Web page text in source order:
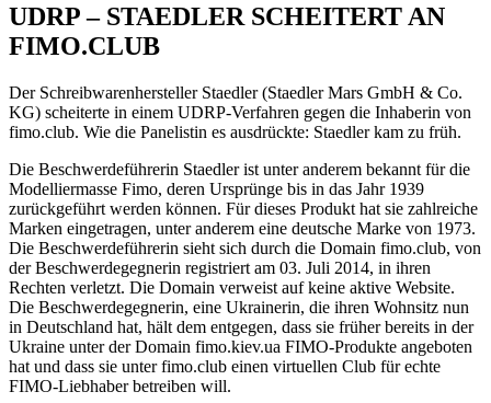
UDRP – STAEDLER SCHEITERT AN
FIMO.CLUB
Der Schreibwarenhersteller Staedler (Staedler Mars GmbH & Co.
KG) scheiterte in einem UDRP-Verfahren gegen die Inhaberin von
fimo.club. Wie die Panelistin es ausdrückte: Staedler kam zu früh.
Die Beschwerdeführerin Staedler ist unter anderem bekannt für die
Modelliermasse Fimo, deren Ursprünge bis in das Jahr 1939
zurückgeführt werden können. Für dieses Produkt hat sie zahlreiche
Marken eingetragen, unter anderem eine deutsche Marke von 1973.
Die Beschwerdeführerin sieht sich durch die Domain fimo.club, von
der Beschwerdegegnerin registriert am 03. Juli 2014, in ihren
Rechten verletzt. Die Domain verweist auf keine aktive Website.
Die Beschwerdegegnerin, eine Ukrainerin, die ihren Wohnsitz nun
in Deutschland hat, hält dem entgegen, dass sie früher bereits in der
Ukraine unter der Domain fimo.kiev.ua FIMO-Produkte angeboten
hat und dass sie unter fimo.club einen virtuellen Club für echte
FIMO-Liebhaber betreiben will.